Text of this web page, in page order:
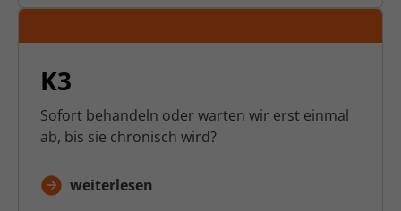
K3
Sofort behandeln oder warten wir erst einmal
ab, bis sie chronisch wird?
weiterlesen